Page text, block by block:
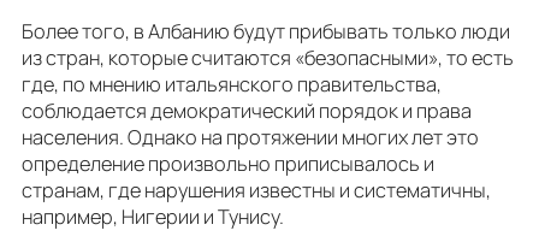
Более того, в Албанию будут прибывать только люди
из стран, которые считаются «безопасными», то есть
где, по мнению итальянского правительства,
соблюдается демократический порядок и права
населения. Однако на протяжении многих лет это
определение произвольно приписывалось и
странам, где нарушения известны и систематичны,
например, Нигерии и Тунису.